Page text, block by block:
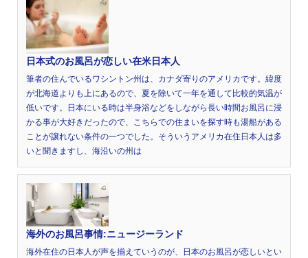
日本式のお風呂が恋しい在米日本人
筆者の住んでいるワシントン州は、カナダ寄りのアメリカです。緯度
が北海道よりも上にあるので、夏を除いて一年を通して比較的気温が
低いです。日本にいる時は半身浴などをしながら長い時間お風呂に浸
かる事が大好きだったので、こちらでの住まいを探す時も湯船がある
ことが譲れない条件の一つでした。そういうアメリカ在住日本人は多
いと聞きますし、海沿いの州は
海外のお風呂事情:ニュージーランド
海外在住の日本人が声を揃えていうのが、日本のお風呂が恋しいとい